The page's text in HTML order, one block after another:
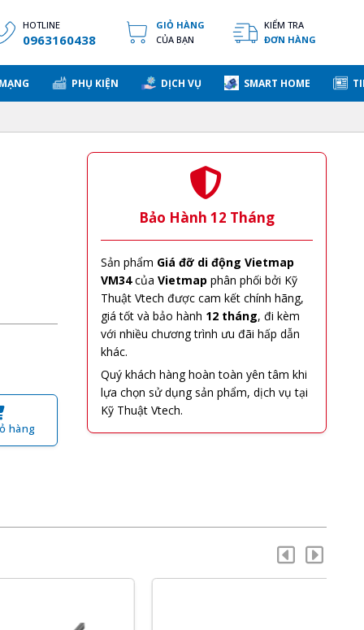
HOTLINE
0963160438
GIỎ HÀNG
CỦA BẠN
KIỂM TRA
ĐƠN HÀNG
PHỤ KIỆN DỊCH VỤ SMART HOME
hàng
Bảo Hành 12 Tháng
Sản phẩm Giá đỡ di động Vietmap
VM34củaVietmap phân phối bởi Kỹ
Thuật Vtech được cam kết chính hãng,
giá tốt và bảo hành 12 tháng, đi kèm
với nhiều chương trình ưu đãi hấp dẫn
khác.
Quý khách hàng hoàn toàn yên tâm khi
lựa chọn sử dụng sản phẩm, dịch vụ tại
Kỹ Thuật Vtech.